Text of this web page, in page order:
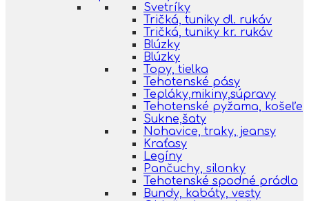
Svetríky
Tričká, tuniky dl. rukáv
Tričká, tuniky kr. rukáv
Blúzky
Blúzky
Topy, tielka
Tehotenské pásy
Tepláky,mikiny,súpravy
Tehotenské pyžama, košeľe
Sukne,šaty
Nohavice, traky, jeansy
Kraťasy
Legíny
Pančuchy, silonky
Tehotenské spodné prádlo
Bundy, kabáty, vesty